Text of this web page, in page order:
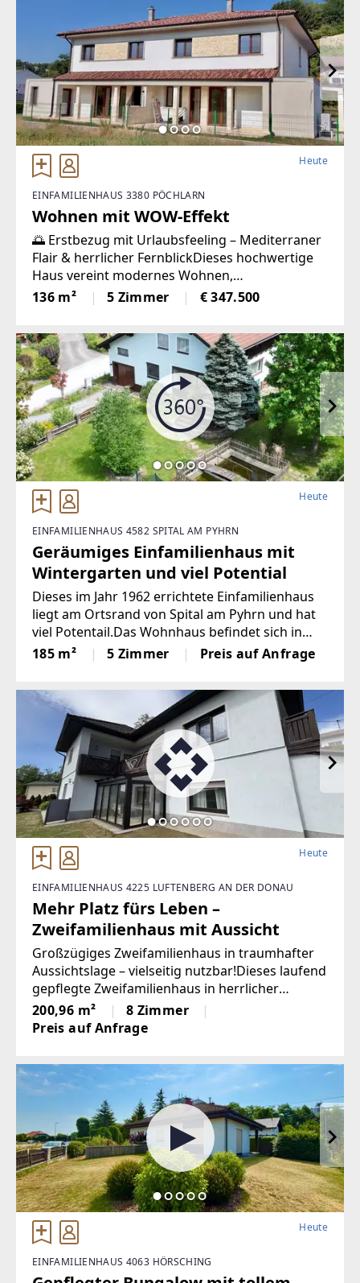
Heute
EINFAMILIENHAUS 3380 PÖCHLARN
Wohnen mit WOW-Effekt
🌅 Erstbezug mit Urlaubsfeeling – Mediterraner
Flair & herrlicher FernblickDieses hochwertige
Haus vereint modernes Wohnen,
energieeffiziente Bauweise und eine
familienfreundliche Lage. Auf ca. 136 m²
136 m² 5 Zimmer € 347.500
Heute
EINFAMILIENHAUS 4582 SPITAL AM PYHRN
Geräumiges Einfamilienhaus mit
Wintergarten und viel Potential
Dieses im Jahr 1962 errichtete Einfamilienhaus
liegt am Ortsrand von Spital am Pyhrn und hat
viel Potentail.Das Wohnhaus befindet sich in
einer attraktiven Wohngegend in unmittelbarer
Nähe zum Ortszentrum Spital am Pyhrn mit
185 m² 5 Zimmer Preis auf Anfrage
Heute
EINFAMILIENHAUS 4225 LUFTENBERG AN DER DONAU
Mehr Platz fürs Leben –
Zweifamilienhaus mit Aussicht
Großzügiges Zweifamilienhaus in traumhafter
Aussichtslage – vielseitig nutzbar!Dieses laufend
gepflegte Zweifamilienhaus in herrlicher
Aussichtslage bietet viel Platz für zwei Familien,
Generationenwohnen oder eine Familie mit
erhöhtem Raumbedarf.Das
200,96 m²
8 Zimmer
Preis auf Anfrage
Heute
EINFAMILIENHAUS 4063 HÖRSCHING